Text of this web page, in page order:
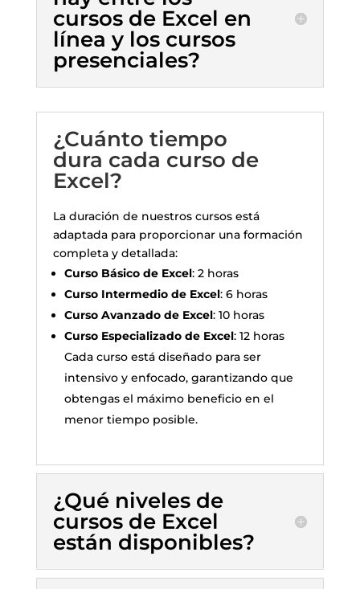
cursos de Excel en
línea y los cursos
presenciales?
¿Cuánto tiempo
dura cada curso de
Excel?
La duración de nuestros cursos está
adaptada para proporcionar una formación
completa y detallada:
Curso Básico de Excel: 2 horas
Curso Intermedio de Excel: 6 horas
Curso Avanzado de Excel: 10 horas
Curso Especializado de Excel: 12 horas
Cada curso está diseñado para ser
intensivo y enfocado, garantizando que
obtengas el máximo beneficio en el
menor tiempo posible.
¿Qué niveles de
cursos de Excel
están disponibles?